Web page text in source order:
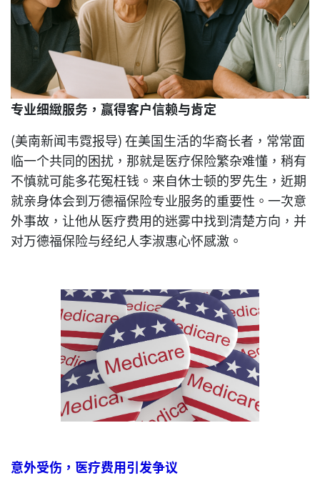
专业细緻服务，赢得客户信赖与肯定
(美南新闻韦霓报导) 在美国生活的华裔长者，常常面
临一个共同的困扰，那就是医疗保险繁杂难懂，稍有
不慎就可能多花冤枉钱。来自休士顿的罗先生，近期
就亲身体会到万德福保险专业服务的重要性。一次意
外事故，让他从医疗费用的迷雾中找到清楚方向，并
对万德福保险与经纪人李淑惠心怀感激。
意外受伤，医疗费用引发争议